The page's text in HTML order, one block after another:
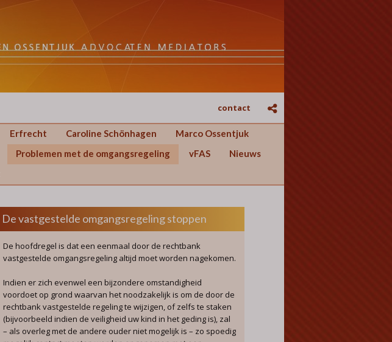
contact
Erfrecht Caroline Schönhagen
Marco Ossentjuk
Problemen met de omgangsregeling vFAS
Nieuws
De vastgestelde omgangsregeling stoppen
De hoofdregel is dat een eenmaal door de rechtbank
vastgestelde omgangsregeling altijd moet worden nagekomen.
Indien er zich evenwel een bijzondere omstandigheid
voordoet op grond waarvan het noodzakelijk is om de door de
rechtbank vastgestelde regeling te wijzigen, of zelfs te staken
(bijvoorbeeld indien de veiligheid uw kind in het geding is), zal
– als overleg met de andere ouder niet mogelijk is – zo spoedig